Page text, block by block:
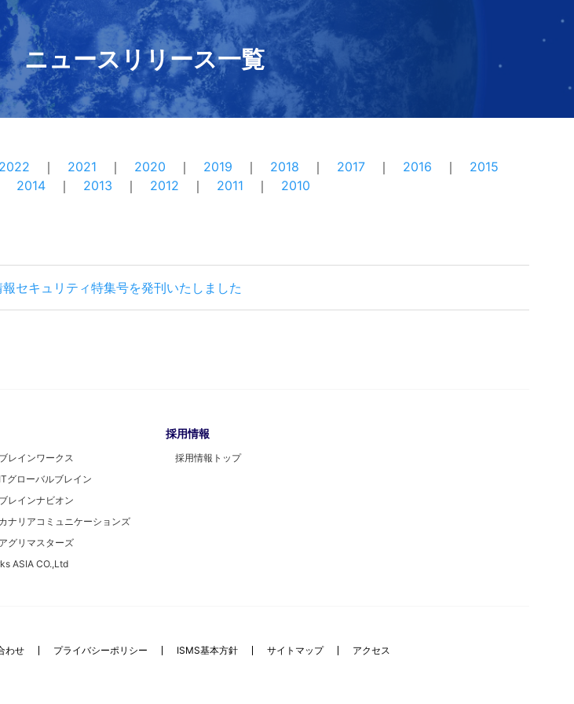
ニュースリリース一覧
2022 2021 2020 2019 2018 2017 2016
2015
2014
2013 2012 2011 2010
セキュリティ特集号を発刊いたしました
レインワークス
グローバルブレイン
レインナビオン
ナリアコミュニケーションズ
グリマスターズ
ASIA CO.,Ltd
採用情報
採用情報トップ
わせ プライバシーポリシー ISMS基本方針 サイトマップ アクセス